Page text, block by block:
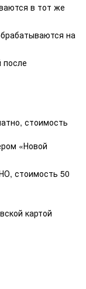
в тот же
на
после
стоимость
«Новой
стоимость 50
картой